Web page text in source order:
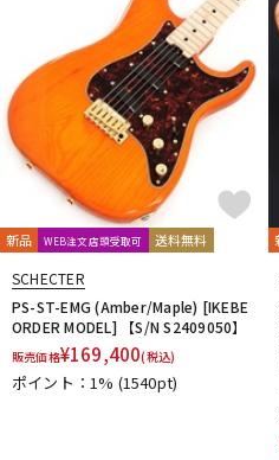
配信/ライブ機器
中古
新品 WEB注文店頭受取可 送料無料
SCHECTER
PS-ST-EMG (Amber/Maple) [IKEBE
ORDER MODEL] 【S/N S2409050】
販売価格¥169,400(税込)
ポイント：1% (1540pt)